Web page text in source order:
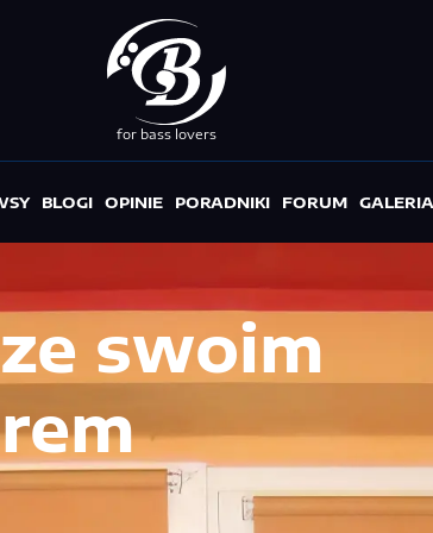
for bass lovers
BLOGI OPINIE PORADNIKI FORUM GALERIA
swoim